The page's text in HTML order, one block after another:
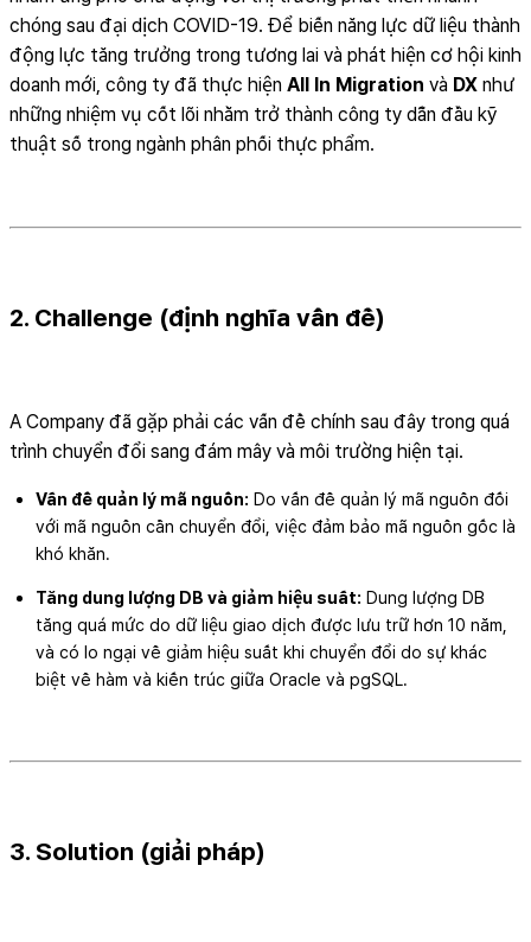
chóng sau đại dịch COVID-19. Để biến năng lực dữ liệu thành
động lực tăng trưởng trong tương lai và phát hiện cơ hội kinh
doanh mới, công ty đã thực hiện All In Migration và DX như
những nhiệm vụ cốt lõi nhằm trở thành công ty dẫn đầu kỹ
thuật số trong ngành phân phối thực phẩm.
2. Challenge (định nghĩa vấn đề)
A Company đã gặp phải các vấn đề chính sau đây trong quá
trình chuyển đổi sang đám mây và môi trường hiện tại.
Vấn đề quản lý mã nguồn: Do vấn đề quản lý mã nguồn đối
với mã nguồn cần chuyển đổi, việc đảm bảo mã nguồn gốc là
khó khăn.
Tăng dung lượng DB và giảm hiệu suất: Dung lượng DB
tăng quá mức do dữ liệu giao dịch được lưu trữ hơn 10 năm,
và có lo ngại về giảm hiệu suất khi chuyển đổi do sự khác
biệt về hàm và kiến trúc giữa Oracle và pgSQL.
3. Solution (giải pháp)